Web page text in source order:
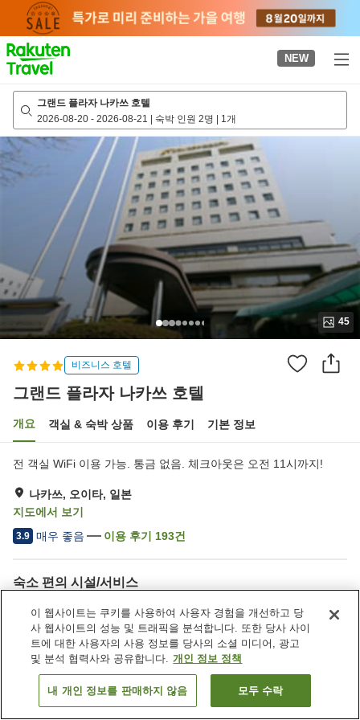
page
NEW
그랜드 플라자 나카쓰 호텔
2026-08-20 - 2026-08-21 | 숙박 인원 2명 | 1개
45
비즈니스 호텔
그랜드 플라자 나카쓰 호텔
개요 객실 & 숙박 상품 이용 후기 기본 정보
전 객실 WiFi 이용 가능. 통금 없음. 체크아웃은 오전 11시까지!
나카쓰, 오이타, 일본
지도에서 보기
3.9 매우 좋음 이용 후기 193건
숙소 편의 시설/서비스
주차장
스파 / 미용실
라운지
자동판매기
일본 오이타 나카쓰 그랜드 플라자 나카쓰 호텔
객실 보기
이 웹사이트는 쿠키를 사용하여 사용자 경험을 개선하고 당
사 웹사이트의 성능 및 트래픽을 분석합니다. 또한 당사 사이
트에 대한 사용자의 사용 정보를 당사의 소셜 미디어, 광고
및 분석 협력사와 공유합니다. 개인 정보 정책
내 개인 정보를 판매하지 않음 모두 수락